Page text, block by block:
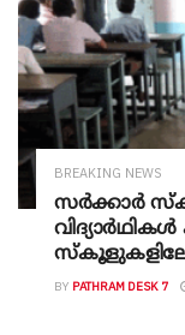
BREAKING NEWS
സർക്കാർ
BY PATHRAM DESK 7